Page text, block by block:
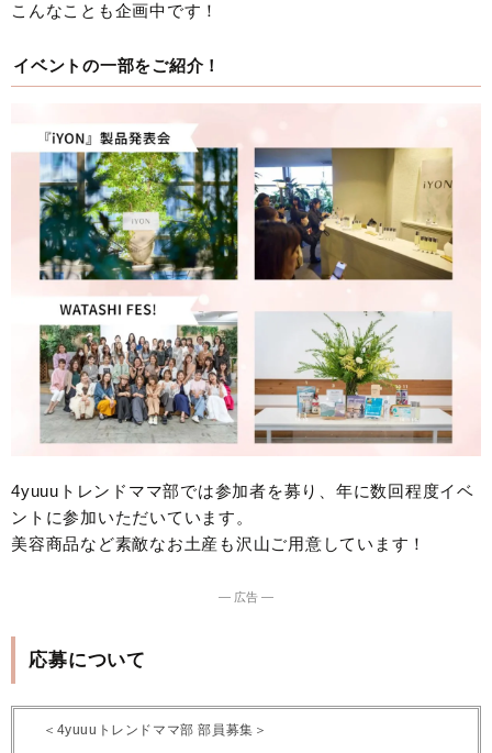
こんなことも企画中です！
イベントの一部をご紹介！
4yuuuトレンドママ部では参加者を募り、年に数回程度イベ
ントに参加いただいています。
美容商品など素敵なお土産も沢山ご用意しています！
― 広告 ―
応募について
＜4yuuuトレンドママ部 部員募集＞